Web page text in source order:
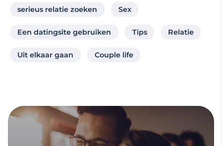
serieus relatie zoeken Sex
Een datingsite gebruiken Tips Relatie
Uit elkaar gaan Couple life